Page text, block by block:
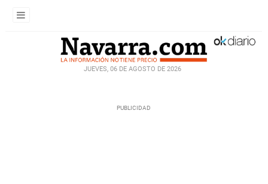
JUEVES, 06 DE AGOSTO DE 2026